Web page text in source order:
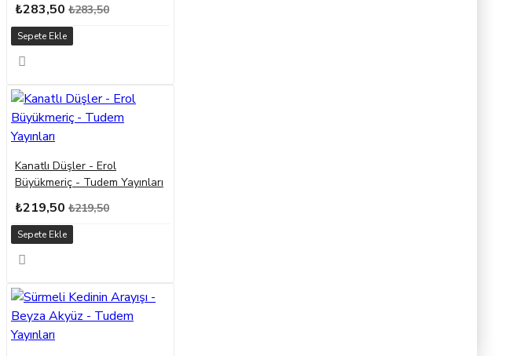
₺283,50 ₺283,50
Sepete Ekle
Kanatlı Düşler - Erol
Büyükmeriç - Tudem Yayınları
₺219,50 ₺219,50
Sepete Ekle